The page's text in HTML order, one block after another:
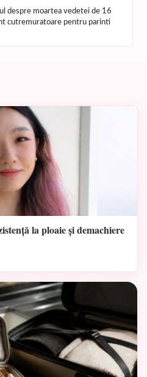
despre moartea vedetei de 16
cutremuratoare pentru parinti
la ploaie și demachiere